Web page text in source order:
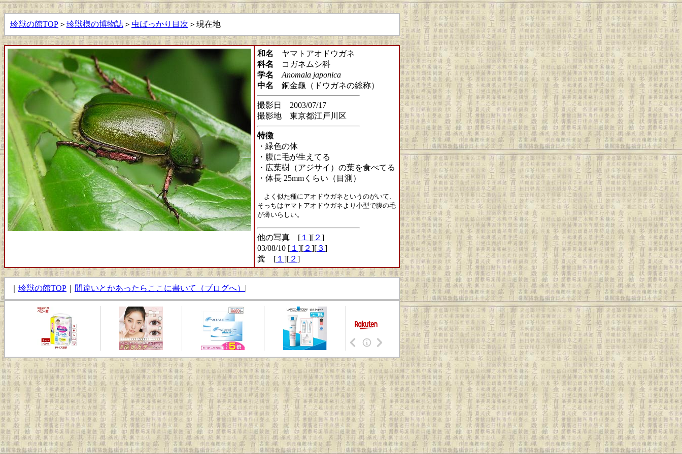
珍獣の館TOP ＞ 珍獣様の博物誌 ＞ 虫ばっかり目次 ＞現在地
和名
ヤマトアオドウガネ
科名
コガネムシ科
学名
Anomala japonica
中名
銅金龜（ドウガネの総称）
撮影日 2003/07/17
撮影地 東京都江戸川区
特徴
・緑色の体
・腹に毛が生えてる
・広葉樹（アジサイ）の葉を食べてる
・体長 25mmくらい（目測）
よく似た種にアオドウガネというのがいて、
そっちはヤマトアオドウガネより小型で腹の毛
が薄いらしい。
他の写真 [ １ ][ ２ ]
03/08/10 [ １ ][ ２ ][ ３]
糞 [ １ ][ ２ ]
珍獣の館TOP 間違いとかあったらここに書いて（ブログへ） |